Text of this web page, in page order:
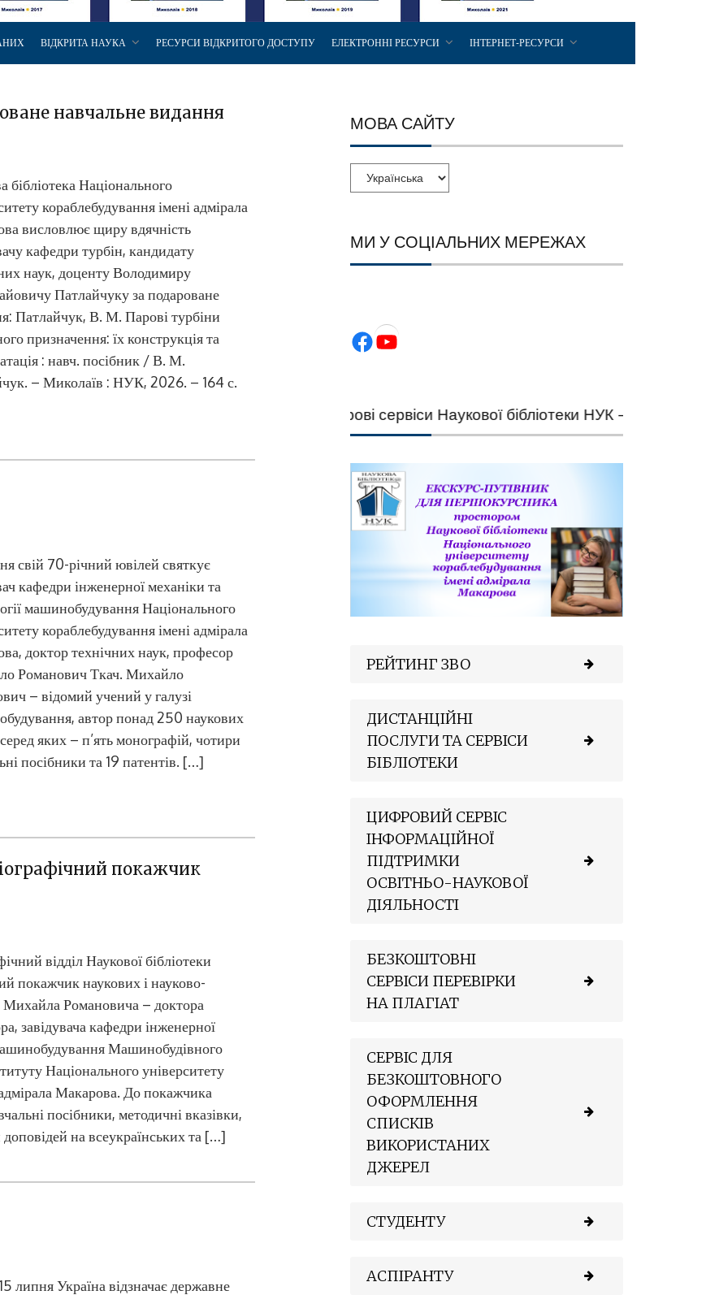
ВІДКРИТА НАУКА РЕСУРСИ ВІДКРИТОГО ДОСТУПУ ЕЛЕКТРОННІ РЕСУРСИ ІНТЕРНЕТ-РЕСУРСИ
навчальне видання
бібліотека Національного
кораблебудування імені адмірала
висловлює щиру вдячність
кафедри турбін, кандидату
наук, доценту Володимиру
Патлайчуку за подароване
Патлайчук, В. М. Парові турбіни
призначення: їх конструкція та
: навч. посібник / В. М.
– Миколаїв : НУК, 2026. – 164 с.
свій 70-річний ювілей святкує
кафедри інженерної механіки та
машинобудування Національного
кораблебудування імені адмірала
доктор технічних наук, професор
Романович Ткач. Михайло
– відомий учений у галузі
автор понад 250 наукових
яких – п’ять монографій, чотири
посібники та 19 патентів. […]
покажчик
відділ Наукової бібліотеки
покажчик наукових і науково-
Романовича – доктора
завідувача кафедри інженерної
Машинобудівного
Національного університету
Макарова. До покажчика
посібники, методичні вказівки,
доповідей на всеукраїнських та […]
липня Україна відзначає державне
МОВА САЙТУ
МИ У СОЦІАЛЬНИХ МЕРЕЖАХ
Facebook YouTube
Цифрові сервіси Наукової бібліотеки НУК — швидкий
РЕЙТИНГ ЗВО
ДИСТАНЦІЙНІ
ПОСЛУГИ ТА СЕРВІСИ
БІБЛІОТЕКИ
ЦИФРОВИЙ СЕРВІС
ІНФОРМАЦІЙНОЇ
ПІДТРИМКИ
ОСВІТНЬО-НАУКОВОЇ
ДІЯЛЬНОСТІ
БЕЗКОШТОВНІ
СЕРВІСИ ПЕРЕВІРКИ
НА ПЛАГІАТ
СЕРВІС ДЛЯ
БЕЗКОШТОВНОГО
ОФОРМЛЕННЯ
СПИСКІВ
ВИКОРИСТАНИХ
ДЖЕРЕЛ
СТУДЕНТУ
АСПІРАНТУ